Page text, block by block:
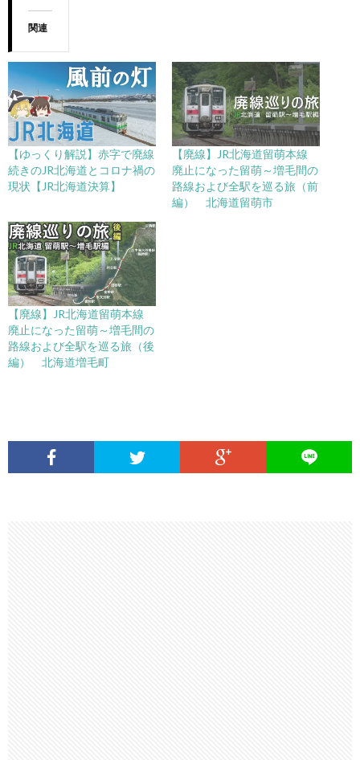
関連
【ゆっくり解説】赤字で廃線
続きのJR北海道とコロナ禍の
現状【JR北海道決算】
【廃線】JR北海道留萌本線
廃止になった留萌～増毛間の
路線および全駅を巡る旅（前
編） 北海道留萌市
【廃線】JR北海道留萌本線
廃止になった留萌～増毛間の
路線および全駅を巡る旅（後
編） 北海道増毛町